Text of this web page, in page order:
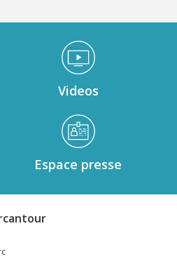
Videos
Espace presse